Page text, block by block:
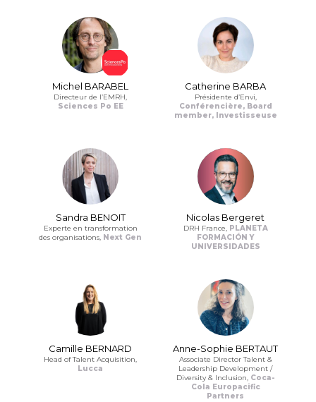
Michel BARABEL
Directeur de l’EMRH,
Sciences Po EE
Catherine BARBA
Présidente d’Envi,
Conférencière, Board
member, Investisseuse
Sandra BENOIT
Experte en transformation
des organisations, Next Gen
Nicolas Bergeret
DRH France, PLANETA
FORMACIÓN Y
UNIVERSIDADES
Camille BERNARD
Head of Talent Acquisition,
Lucca
Anne-Sophie BERTAUT
Associate Director Talent &
Leadership Development /
Diversity & Inclusion, Coca-
Cola Europacific
Partners